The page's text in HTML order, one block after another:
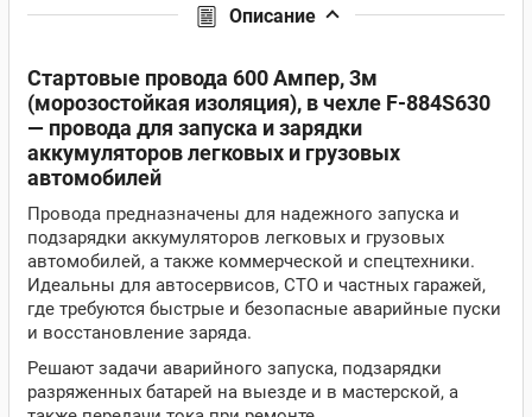
Описание
Стартовые провода 600 Aмпер, 3м
(морозостойкая изоляция), в чехле F-884S630
— провода для запуска и зарядки
аккумуляторов легковых и грузовых
автомобилей
Провода предназначены для надежного запуска и
подзарядки аккумуляторов легковых и грузовых
автомобилей, а также коммерческой и спецтехники.
Идеальны для автосервисов, СТО и частных гаражей,
где требуются быстрые и безопасные аварийные пуски
и восстановление заряда.
Решают задачи аварийного запуска, подзарядки
разряженных батарей на выезде и в мастерской, а